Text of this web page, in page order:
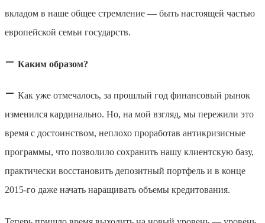
вкладом в наше общее стремление — быть настоящей частью
европейской семьи государств.
— Каким образом?
— Как уже отмечалось, за прошлый год финансовый рынок
изменился кардинально. Но, на мой взгляд, мы пережили это
время с достоинством, неплохо проработав антикризисные
программы, что позволило сохранить нашу клиентскую базу,
практически восстановить депозитный портфель и в конце
2015-го даже начать наращивать объемы кредитования.